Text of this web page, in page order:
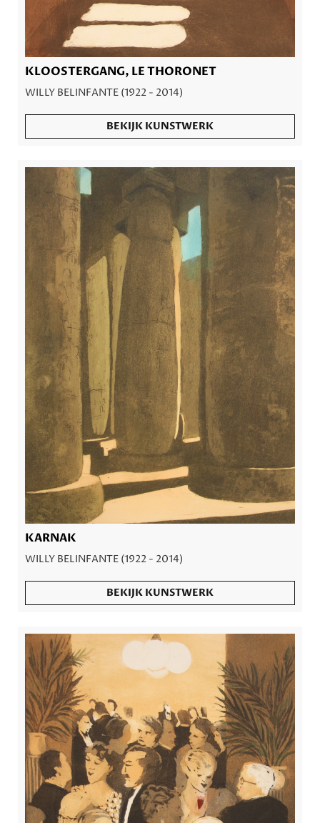
KLOOSTERGANG, LE THORONET
WILLY BELINFANTE (1922 - 2014)
BEKIJK KUNSTWERK
KARNAK
WILLY BELINFANTE (1922 - 2014)
BEKIJK KUNSTWERK